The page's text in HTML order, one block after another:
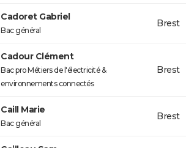
Cadoret Gabriel
Bac général
Brest
Cadour Clément
Bac pro Métiers de l'électricité &
environnements connectés
Brest
Caill Marie
Bac général
Brest